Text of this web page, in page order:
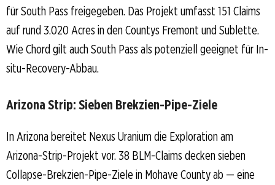
für South Pass freigegeben. Das Projekt umfasst 151 Claims
auf rund 3.020 Acres in den Countys Fremont und Sublette.
Wie Chord gilt auch South Pass als potenziell geeignet für In-
situ-Recovery-Abbau.
Arizona Strip: Sieben Brekzien-Pipe-Ziele
In Arizona bereitet Nexus Uranium die Exploration am
Arizona-Strip-Projekt vor. 38 BLM-Claims decken sieben
Collapse-Brekzien-Pipe-Ziele in Mohave County ab — eine